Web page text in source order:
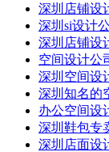
深圳店铺设
深圳si设计
深圳店铺设
空间设计公
深圳空间设
深圳知名的
办公空间设
深圳鞋包专
深圳店面设